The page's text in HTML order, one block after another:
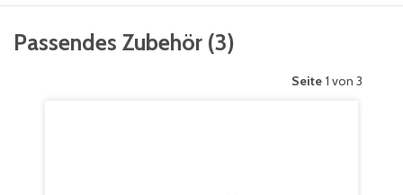
Passendes Zubehör (3)
Seite 1 von 3